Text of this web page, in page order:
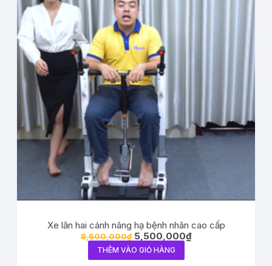
Xe lăn hai cánh nâng hạ bệnh nhân cao cấp
8,500,000₫ 5,500,000₫
THÊM VÀO GIỎ HÀNG